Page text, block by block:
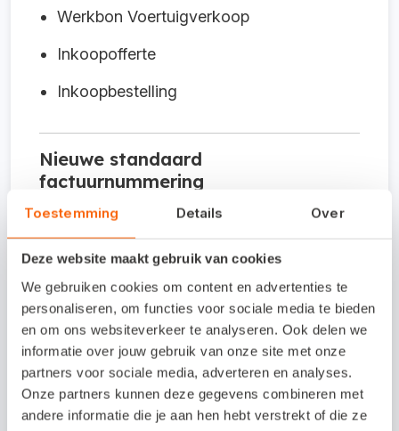
Toestemming Details Over
Deze website maakt gebruik van cookies
We gebruiken cookies om content en advertenties te
personaliseren, om functies voor sociale media te bieden
en om ons websiteverkeer te analyseren. Ook delen we
informatie over jouw gebruik van onze site met onze
partners voor sociale media, adverteren en analyses.
Onze partners kunnen deze gegevens combineren met
andere informatie die je aan hen hebt verstrekt of die ze
Werkbon Voertuigverkoop
Inkoopofferte
Inkoopbestelling
Nieuwe standaard
factuurnummering
Bij het aanmaken van een nieuwe
administratie wordt de volgende
factuurnummering gebruikt:
Volgend factuurnummer = 10001
Volgend verkoopordernummer = 50001
Volgend contantbonnummer = 1001